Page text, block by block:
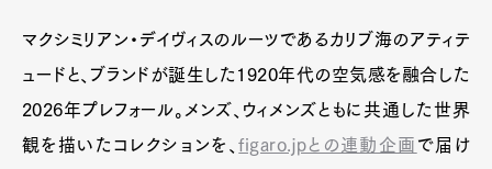
マクシミリアン・デイヴィスのルーツであるカリブ海のアティテ
ュードと、ブランドが誕生した1920年代の空気感を融合した
2026年プレフォール。メンズ、ウィメンズともに共通した世界
観を描いたコレクションを、figaro.jpとの連動企画 で届け